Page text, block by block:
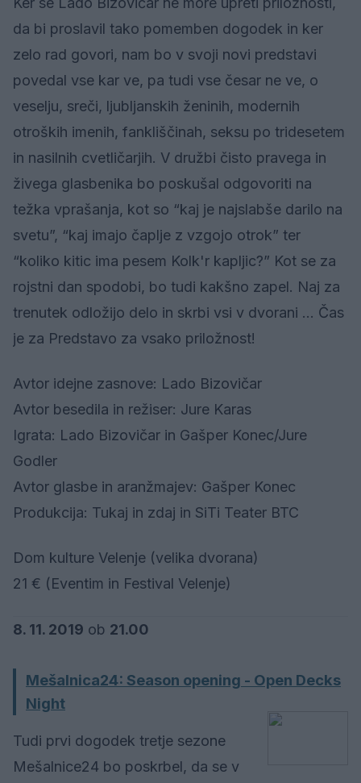
da bi proslavil tako pomemben dogodek in ker
zelo rad govori, nam bo v svoji novi predstavi
povedal vse kar ve, pa tudi vse česar ne ve, o
veselju, sreči, ljubljanskih ženinih, modernih
otroških imenih, fankliščinah, seksu po tridesetem
in nasilnih cvetličarjih. V družbi čisto pravega in
živega glasbenika bo poskušal odgovoriti na
težka vprašanja, kot so “kaj je najslabše darilo na
svetu”, “kaj imajo čaplje z vzgojo otrok” ter
“koliko kitic ima pesem Kolk'r kapljic?” Kot se za
rojstni dan spodobi, bo tudi kakšno zapel. Naj za
trenutek odložijo delo in skrbi vsi v dvorani ... Čas
je za Predstavo za vsako priložnost!
Avtor idejne zasnove: Lado Bizovičar
Avtor besedila in režiser: Jure Karas
Igrata: Lado Bizovičar in Gašper Konec/Jure
Godler
Avtor glasbe in aranžmajev: Gašper Konec
Produkcija: Tukaj in zdaj in SiTi Teater BTC
Dom kulture Velenje (velika dvorana)
21 € (Eventim in Festival Velenje)
8. 11. 2019 ob 21.00
Mešalnica24: Season opening - Open Decks
Night
Tudi prvi dogodek tretje sezone
Mešalnice24 bo poskrbel, da se v